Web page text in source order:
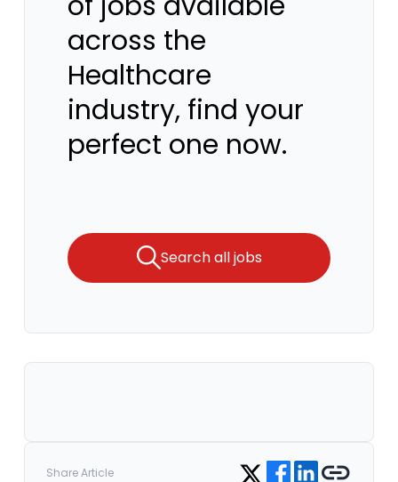
across the
Healthcare
industry, find your
perfect one now.
Search all jobs
Share Article Share on Twitter
Share on Facebook
Share on LinkedIn
Copy link